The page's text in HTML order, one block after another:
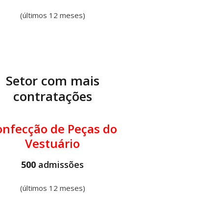
(últimos 12 meses)
Setor com mais
contratações
de Peças do
Vestuário
500 admissões
(últimos 12 meses)